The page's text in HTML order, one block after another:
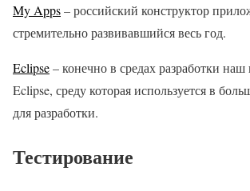
My Apps– российский конструктор
стремительно развивавшийся весь год.
Eclipse– конечно в средах разработки
Eclipse, среду которая используется в
для разработки.
Тестирование